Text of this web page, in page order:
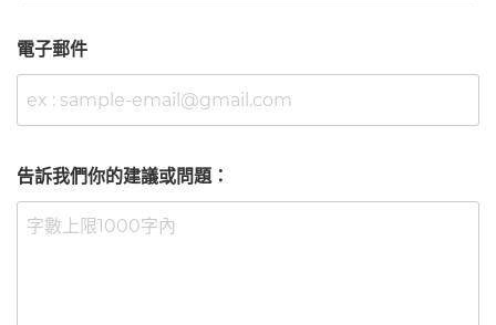
電子郵件
告訴我們你的建議或問題：